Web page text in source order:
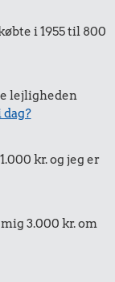
i 1955 til 800
lejligheden
dag?
kr. og jeg er
3.000 kr. om